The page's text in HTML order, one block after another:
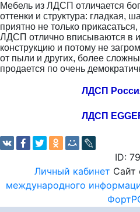
Мебель из ЛДСП отличается
оттенки и структура: гладкая,
приятно не только
ЛДСП отлично вписываются в
конструкцию и потому не
от пыли и других, более
продается по очень
ЛДСП
ЛДСП
ID:
Личный кабинет Сайт
международного